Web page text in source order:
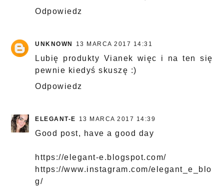
Odpowiedz
UNKNOWN 13 MARCA 2017 14:31
Lubię produkty Vianek więc i na ten się
pewnie kiedyś skuszę :)
Odpowiedz
ELEGANT-E 13 MARCA 2017 14:39
Good post, have a good day
https://elegant-e.blogspot.com/
https://www.instagram.com/elegant_e_blo
g/